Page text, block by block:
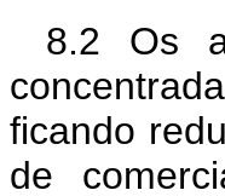
8.2 Os
ficando
de